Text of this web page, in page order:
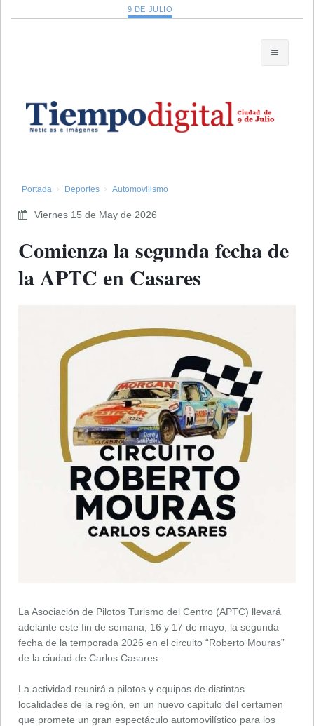
9 DE JULIO
Portada Deportes Automovilismo
Viernes 15 de May de 2026
Comienza la segunda fecha de
la APTC en Casares
La Asociación de Pilotos Turismo del Centro (APTC) llevará
adelante este fin de semana, 16 y 17 de mayo, la segunda
fecha de la temporada 2026 en el circuito “Roberto Mouras”
de la ciudad de Carlos Casares.
La actividad reunirá a pilotos y equipos de distintas
localidades de la región, en un nuevo capítulo del certamen
que promete un gran espectáculo automovilístico para los